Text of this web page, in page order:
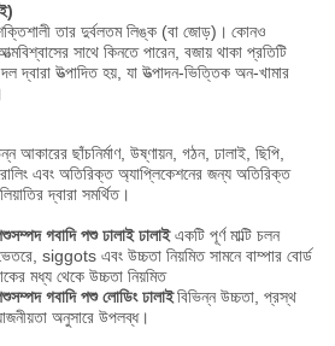
তার দুর্বলতম লিঙ্ক (বা জোড়)। কোনও
সাথে কিনতে পারেন, বজায় থাকা প্রতিটি
দ্বারা উত্পাদিত হয়, যা উত্পাদন-ভিত্তিক অন-খামার
আকারের ছাঁচনির্মাণ, উষ্ণায়ন, গঠন, ঢালাই, ছিপি,
এবং অতিরিক্ত অ্যাপ্লিকেশনের জন্য অতিরিক্ত
দ্বারা সমর্থিত।
গবাদি পশু ঢালাই ঢালাইএকটি পূর্ণ মাল্টি চলন
siggots এবং উচ্চতা নিয়মিত সামনে বাম্পার বোর্ড
মধ্য থেকে উচ্চতা নিয়মিত
গবাদি পশু লোডিং ঢালাইবিভিন্ন উচ্চতা, প্রস্থ
অনুসারে উপলব্ধ।